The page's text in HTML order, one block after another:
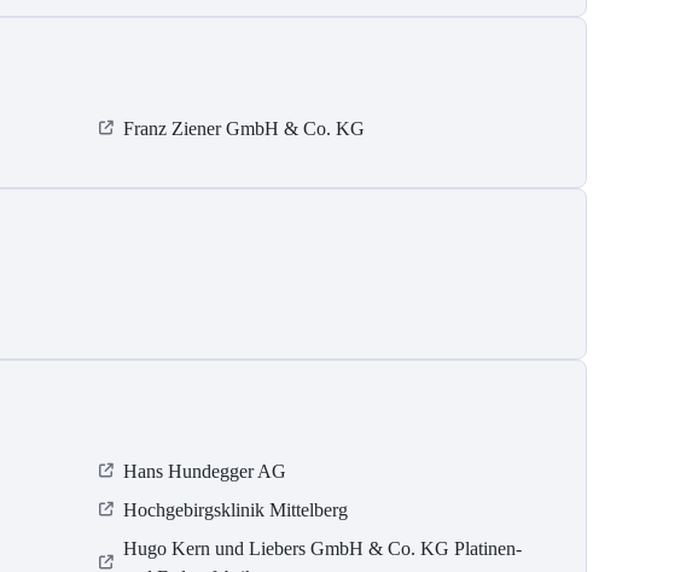
Franz Ziener GmbH & Co. KG
Hans Hundegger AG
Hochgebirgsklinik Mittelberg
Hugo Kern und Liebers GmbH & Co. KG Platinen-